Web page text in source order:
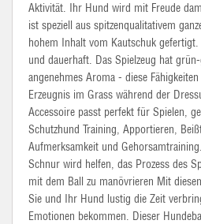
Aktivität. Ihr Hund wird mit Freude
ist speziell aus spitzenqualitativem
hohem Inhalt vom Kautschuk
und dauerhaft. Das Spielzeug hat
angenehmes Aroma - diese
Erzeugnis im Grass während der
Accessoire passt perfekt für Spielen,
Schutzhund Training, Apportieren,
Aufmerksamkeit und
Schnur wird helfen, das Prozess des
mit dem Ball zu manövrieren Mit
Sie und Ihr Hund lustig die Zeit
Emotionen bekommen. Dieser